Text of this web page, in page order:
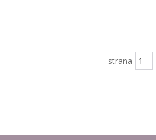
strana